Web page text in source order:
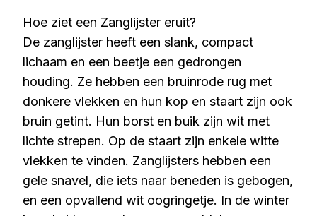
Hoe ziet een Zanglijster eruit?
De zanglijster heeft een slank, compact
lichaam en een beetje een gedrongen
houding. Ze hebben een bruinrode rug met
donkere vlekken en hun kop en staart zijn ook
bruin getint. Hun borst en buik zijn wit met
lichte strepen. Op de staart zijn enkele witte
vlekken te vinden. Zanglijsters hebben een
gele snavel, die iets naar beneden is gebogen,
en een opvallend wit oogringetje. In de winter